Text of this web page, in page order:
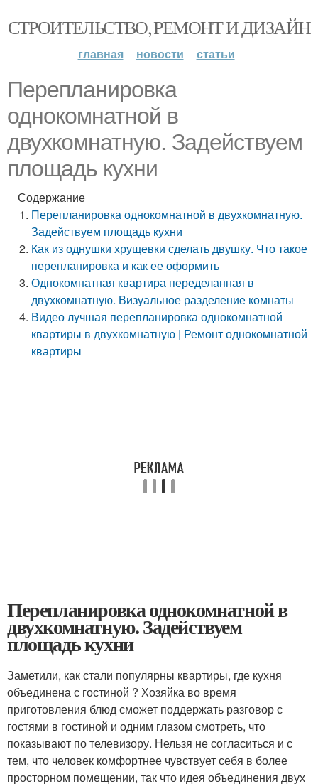
СТРОИТЕЛЬСТВО, РЕМОНТ И ДИЗАЙН
главная новости статьи
Перепланировка
однокомнатной в
двухкомнатную. Задействуем
площадь кухни
Содержание
Перепланировка однокомнатной в двухкомнатную.
Задействуем площадь кухни
Как из однушки хрущевки сделать двушку. Что такое
перепланировка и как ее оформить
Однокомнатная квартира переделанная в
двухкомнатную. Визуальное разделение комнаты
Видео лучшая перепланировка однокомнатной
квартиры в двухкомнатную | Ремонт однокомнатной
квартиры
Перепланировка однокомнатной в
двухкомнатную. Задействуем
площадь кухни
Заметили, как стали популярны квартиры, где кухня
объединена с гостиной ? Хозяйка во время
приготовления блюд сможет поддержать разговор с
гостями в гостиной и одним глазом смотреть, что
показывают по телевизору. Нельзя не согласиться и с
тем, что человек комфортнее чувствует себя в более
просторном помещении, так что идея объединения двух